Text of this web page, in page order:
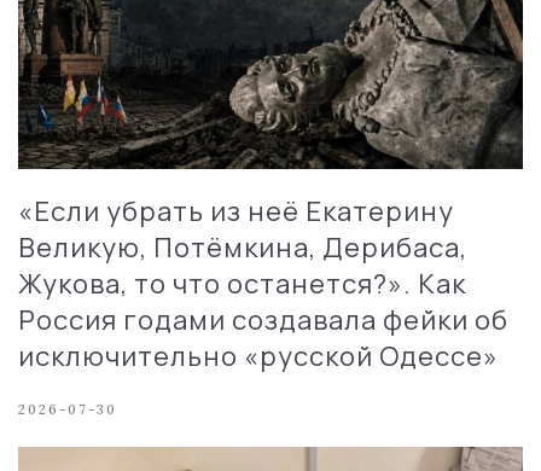
«Если убрать из неё Екатерину
Великую, Потёмкина, Дерибаса,
Жукова, то что останется?». Как
Россия годами создавала фейки об
исключительно «русской Одессе»
2026-07-30